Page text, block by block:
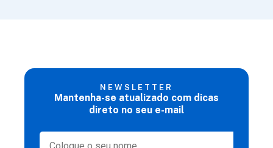
NEWSLETTER
Mantenha-se atualizado com dicas
direto no seu e-mail